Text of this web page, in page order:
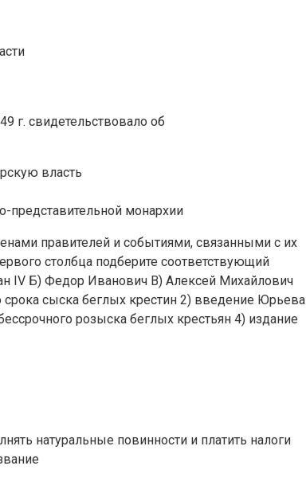
г. свидетельствовало об
власть
представительной монархии
правителей и событиями, связанными с их
столбца подберите соответствующий
IV Б) Федор Иванович В) Алексей Михайлович
сыска беглых крестин 2) введение Юрьева
розыска беглых крестьян 4) издание
натуральные повинности и платить налоги